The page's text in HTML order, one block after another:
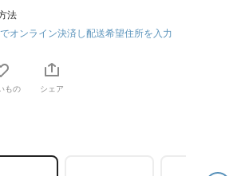
法
オンライン決済し配送希望住所を入力
もの シェア